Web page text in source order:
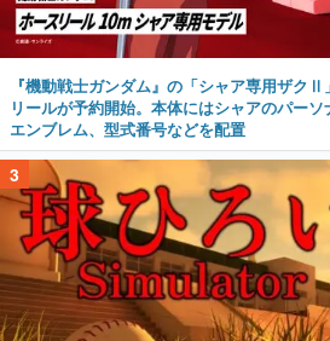
『機動戦士ガンダム』の「シャア専用ザク
リールが予約開始。本体にはシャアのパー
エンブレム、型式番号などを配置
3